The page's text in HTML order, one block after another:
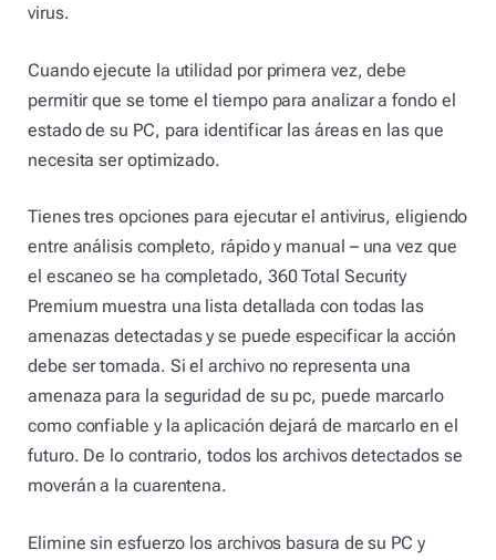
virus.
Cuando ejecute la utilidad por primera vez, debe
permitir que se tome el tiempo para analizar a fondo el
estado de su PC, para identificar las áreas en las que
necesita ser optimizado.
Tienes tres opciones para ejecutar el antivirus, eligiendo
entre análisis completo, rápido y manual – una vez que
el escaneo se ha completado, 360 Total Security
Premium muestra una lista detallada con todas las
amenazas detectadas y se puede especificar la acción
debe ser tomada. Si el archivo no representa una
amenaza para la seguridad de su pc, puede marcarlo
como confiable y la aplicación dejará de marcarlo en el
futuro. De lo contrario, todos los archivos detectados se
moverán a la cuarentena.
Elimine sin esfuerzo los archivos basura de su PC y